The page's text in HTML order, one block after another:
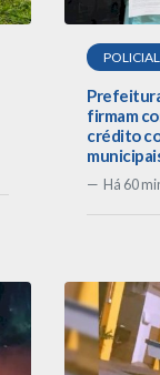
POLICIAL
firmam
crédito
Há 60